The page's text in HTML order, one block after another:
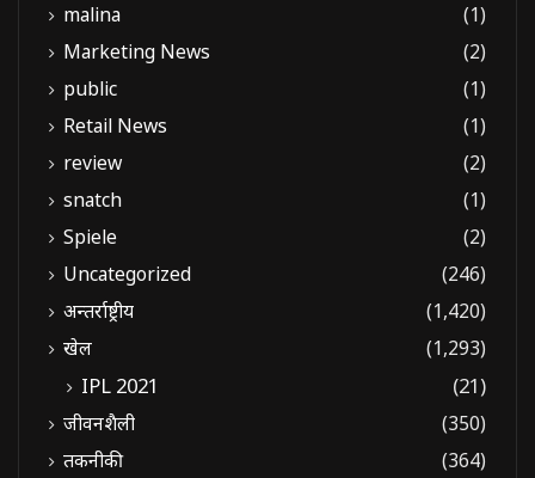
malina
(1)
Marketing News
(2)
public
(1)
Retail News
(1)
review
(2)
snatch
(1)
Spiele
(2)
Uncategorized
(246)
अन्तर्राष्ट्रीय
(1,420)
खेल
(1,293)
IPL 2021 (21)
जीवनशैली
(350)
तकनीकी
(364)